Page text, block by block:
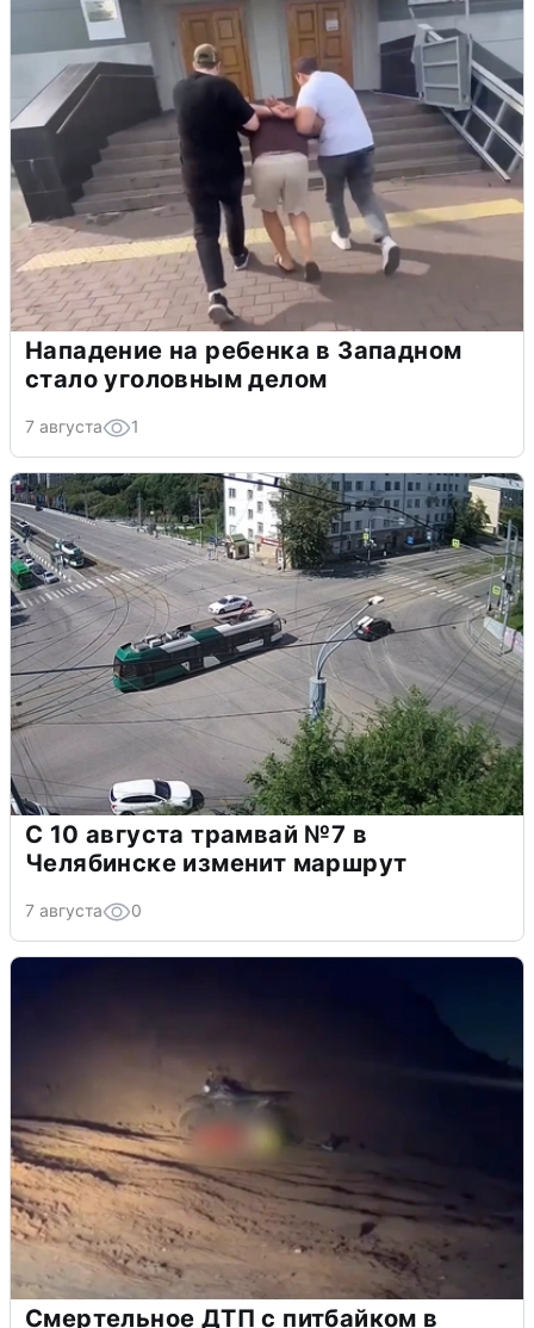
Нападение на ребенка в Западном
стало уголовным делом
7 августа 1
С 10 августа трамвай №7 в
Челябинске изменит маршрут
7 августа 0
Смертельное ДТП с питбайком в